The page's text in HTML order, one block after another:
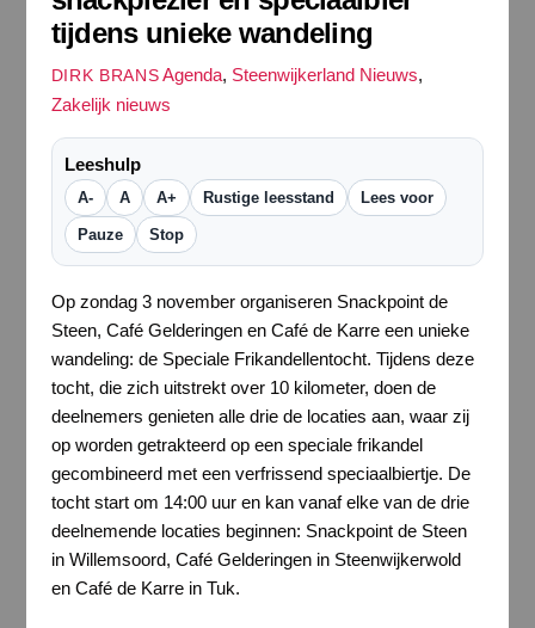
tijdens unieke wandeling
DIRK BRANS Agenda, Steenwijkerland Nieuws,
Zakelijk nieuws
Leeshulp
A- A A+ Rustige leesstand Lees voor
Pauze Stop
Op zondag 3 november organiseren Snackpoint de
Steen, Café Gelderingen en Café de Karre een unieke
wandeling: de Speciale Frikandellentocht. Tijdens deze
tocht, die zich uitstrekt over 10 kilometer, doen de
deelnemers genieten alle drie de locaties aan, waar zij
op worden getrakteerd op een speciale frikandel
gecombineerd met een verfrissend speciaalbiertje. De
tocht start om 14:00 uur en kan vanaf elke van de drie
deelnemende locaties beginnen: Snackpoint de Steen
in Willemsoord, Café Gelderingen in Steenwijkerwold
en Café de Karre in Tuk.